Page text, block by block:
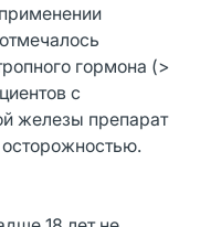
гормона (>
с
железы препарат